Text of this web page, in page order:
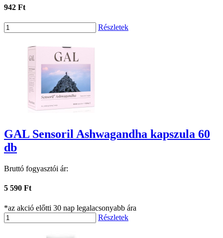
942 Ft
Részletek
GAL Sensoril Ashwagandha kapszula 60
db
Bruttó fogyasztói ár:
5 590 Ft
*az akció előtti 30 nap legalacsonyabb ára
Részletek